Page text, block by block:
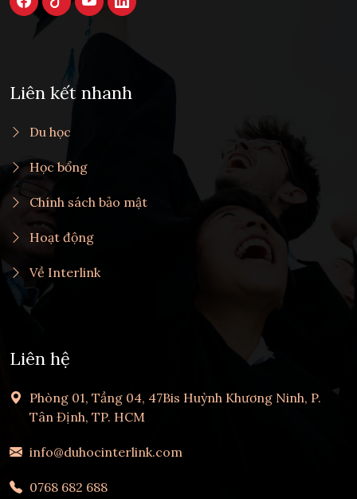
Liên kết nhanh
Du học
Học bổng
Chính sách bảo mật
Hoạt động
Về Interlink
Liên hệ
Phòng 01, Tầng 04, 47Bis Huỳnh Khương Ninh, P.
Tân Định, TP. HCM
info@duhocinterlink.com
0768 682 688